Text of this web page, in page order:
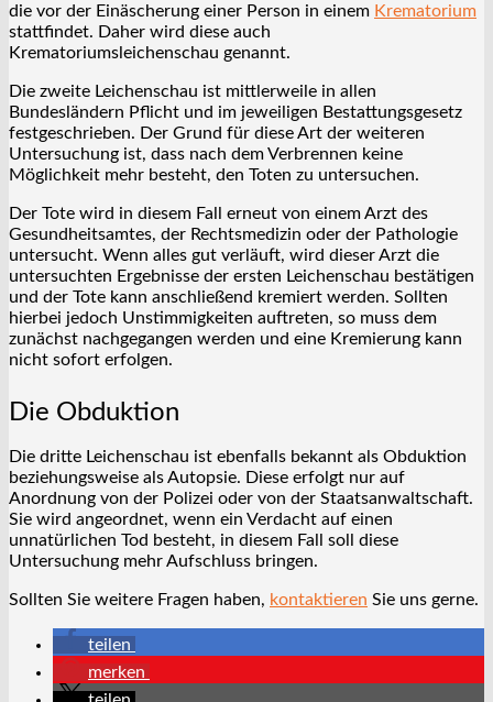
die vor der Einäscherung einer Person in einem Krematorium
stattfindet. Daher wird diese auch
Krematoriumsleichenschau genannt.
Die zweite Leichenschau ist mittlerweile in allen
Bundesländern Pflicht und im jeweiligen Bestattungsgesetz
festgeschrieben. Der Grund für diese Art der weiteren
Untersuchung ist, dass nach dem Verbrennen keine
Möglichkeit mehr besteht, den Toten zu untersuchen.
Der Tote wird in diesem Fall erneut von einem Arzt des
Gesundheitsamtes, der Rechtsmedizin oder der Pathologie
untersucht. Wenn alles gut verläuft, wird dieser Arzt die
untersuchten Ergebnisse der ersten Leichenschau bestätigen
und der Tote kann anschließend kremiert werden. Sollten
hierbei jedoch Unstimmigkeiten auftreten, so muss dem
zunächst nachgegangen werden und eine Kremierung kann
nicht sofort erfolgen.
Die Obduktion
Die dritte Leichenschau ist ebenfalls bekannt als Obduktion
beziehungsweise als Autopsie. Diese erfolgt nur auf
Anordnung von der Polizei oder von der Staatsanwaltschaft.
Sie wird angeordnet, wenn ein Verdacht auf einen
unnatürlichen Tod besteht, in diesem Fall soll diese
Untersuchung mehr Aufschluss bringen.
Sollten Sie weitere Fragen haben, kontaktieren Sie uns gerne.
teilen
merken